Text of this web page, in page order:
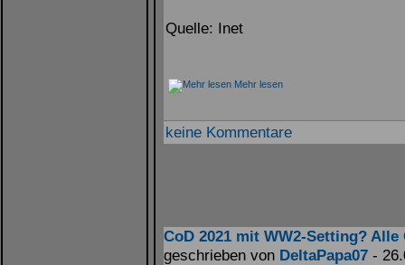
Quelle: Inet
Mehr lesen
keine Kommentare
CoD 2021 mit WW2-Setting?
geschrieben von DeltaPapa07-